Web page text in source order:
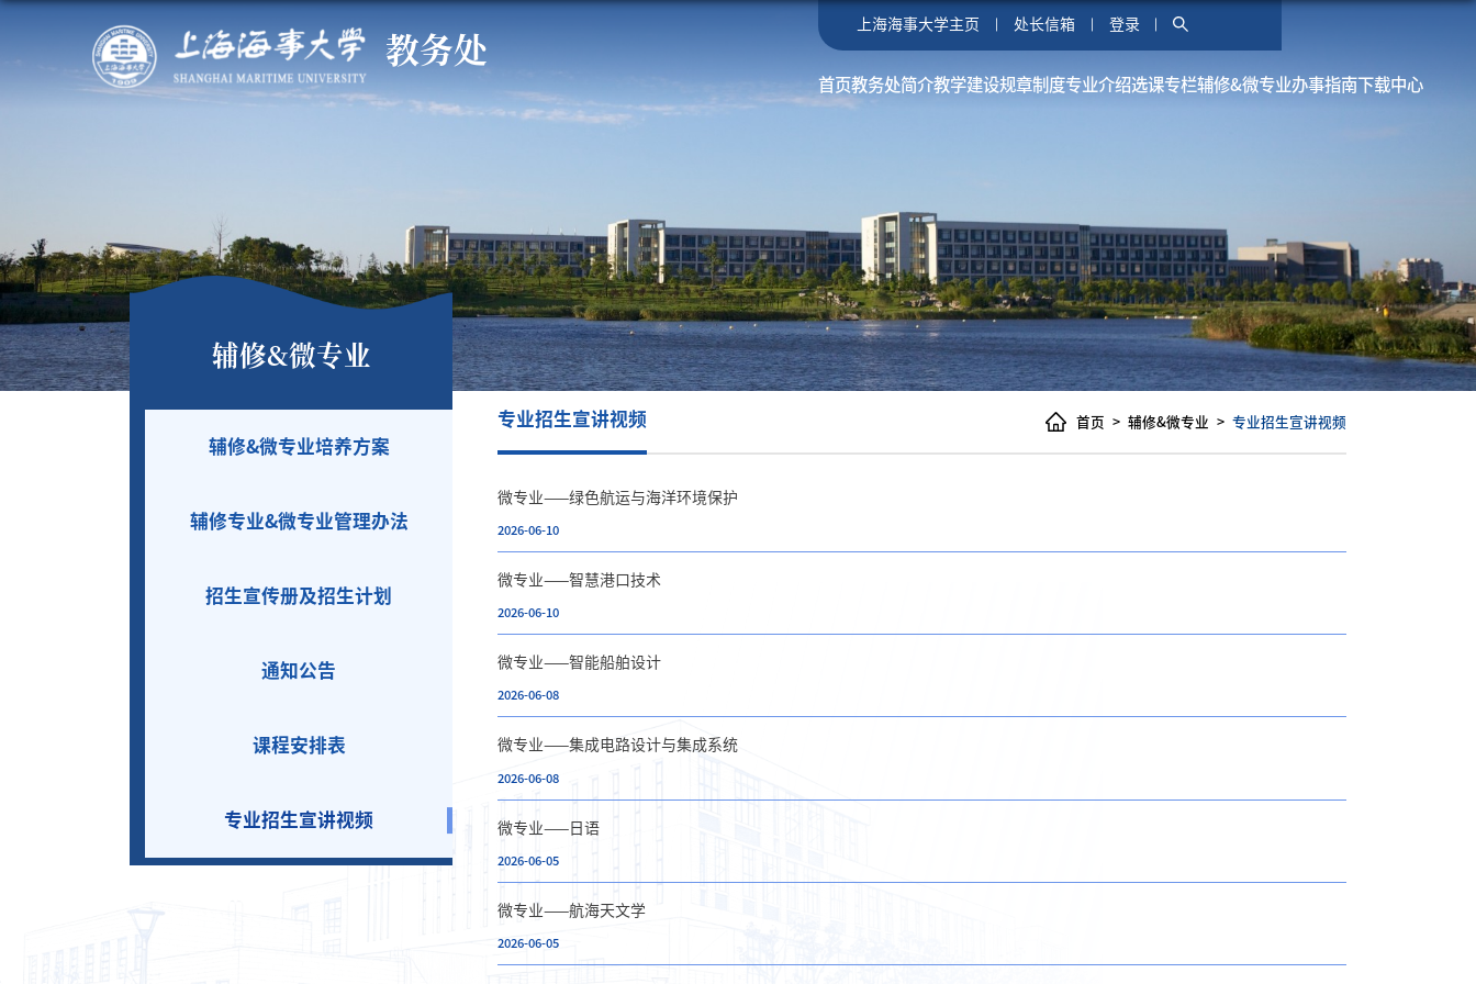
教务处 上海海事大学主页 处长信箱 登录
首页教务处简介教学建设规章制度专业介绍选课专栏辅修&微专业办事指南下载中心
辅修&微专业
辅修&微专业培养方案
辅修专业&微专业管理办法
招生宣传册及招生计划
通知公告
课程安排表
专业招生宣讲视频
首页 辅修&微专业 专业招生宣讲视频
专业招生宣讲视频
微专业——绿色航运与海洋环境保护
2026-06-10
微专业——智慧港口技术
2026-06-10
微专业——智能船舶设计
2026-06-08
微专业——集成电路设计与集成系统
2026-06-08
微专业——日语
2026-06-05
微专业——航海天文学
2026-06-05